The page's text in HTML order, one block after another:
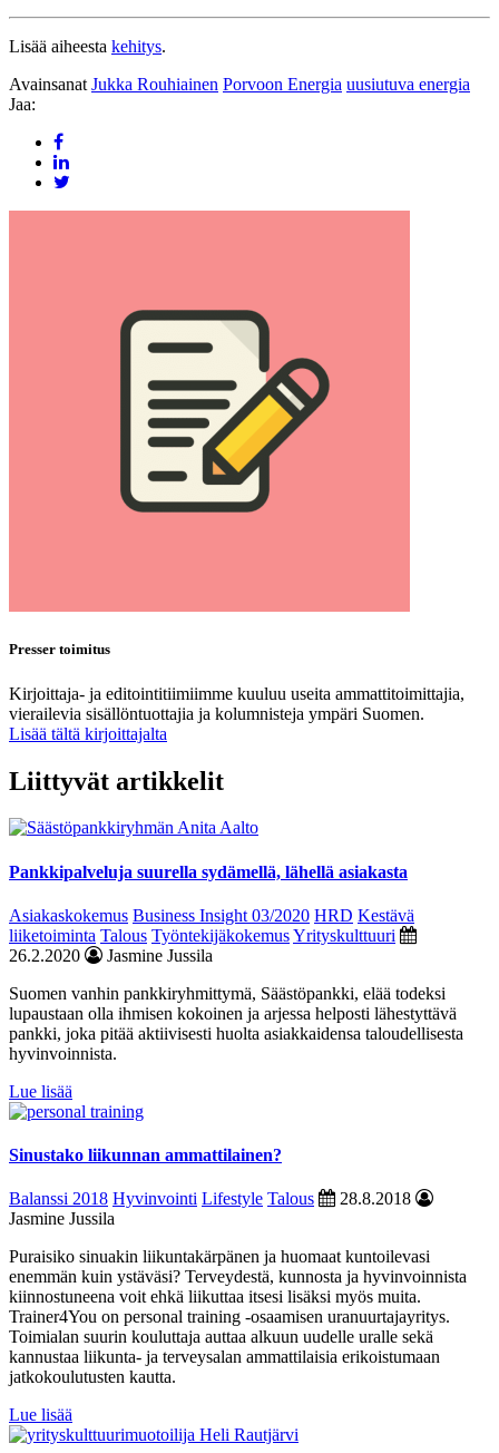
Lisää aiheesta kehitys.
Avainsanat Jukka Rouhiainen Porvoon Energia uusiutuva energia
Jaa:
Presser toimitus
Kirjoittaja- ja editointitiimiimme kuuluu useita ammattitoimittajia,
vierailevia sisällöntuottajia ja kolumnisteja ympäri Suomen.
Lisää tältä kirjoittajalta
Liittyvät artikkelit
Pankkipalveluja suurella sydämellä, lähellä asiakasta
Asiakaskokemus Business Insight 03/2020 HRD Kestävä
liiketoiminta Talous TyöntekijäkokemusYrityskulttuuri
26.2.2020
Jasmine Jussila
Suomen vanhin pankki­ryhmittymä, Säästöpankki, elää todeksi
lupaustaan olla ihmisen kokoinen ja arjessa helposti lähestyttävä
pankki, joka pitää aktiivisesti huolta asiakkaidensa taloudellisesta
hyvinvoinnista.
Lue lisää
Sinustako liikunnan ammattilainen?
Balanssi 2018 Hyvinvointi Lifestyle Talous
28.8.2018
Jasmine Jussila
Puraisiko sinuakin liikuntakärpänen ja huomaat kuntoilevasi
enemmän kuin ystäväsi? Terveydestä, kunnosta ja hyvinvoinnista
kiinnostuneena voit ehkä liikuttaa itsesi lisäksi myös muita.
Trainer4You on personal training -osaamisen uranuurtajayritys.
Toimialan suurin kouluttaja auttaa alkuun uudelle uralle sekä
kannustaa liikunta- ja terveysalan ammattilaisia erikoistumaan
jatkokoulutusten kautta.
Lue lisää